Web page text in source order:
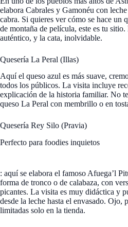
elabora Cabrales y Gamonéu con
cabra. Si quieres ver cómo se hace un
de montaña de película, este es tu
auténtico, y la cata, inolvidable.
Quesería La Peral (Illas)
Aquí el queso azul es más suave,
todos los públicos. La visita incluye
explicación de la historia familiar. No
queso La Peral con membrillo o en
Quesería Rey Silo (Pravia)
Perfecto para foodies inquietos
: aquí se elabora el famoso Afuega’l
forma de tronco o de calabaza, con
picantes. La visita es muy didáctica y
desde la leche hasta el envasado. Ojo,
limitadas solo en la tienda.